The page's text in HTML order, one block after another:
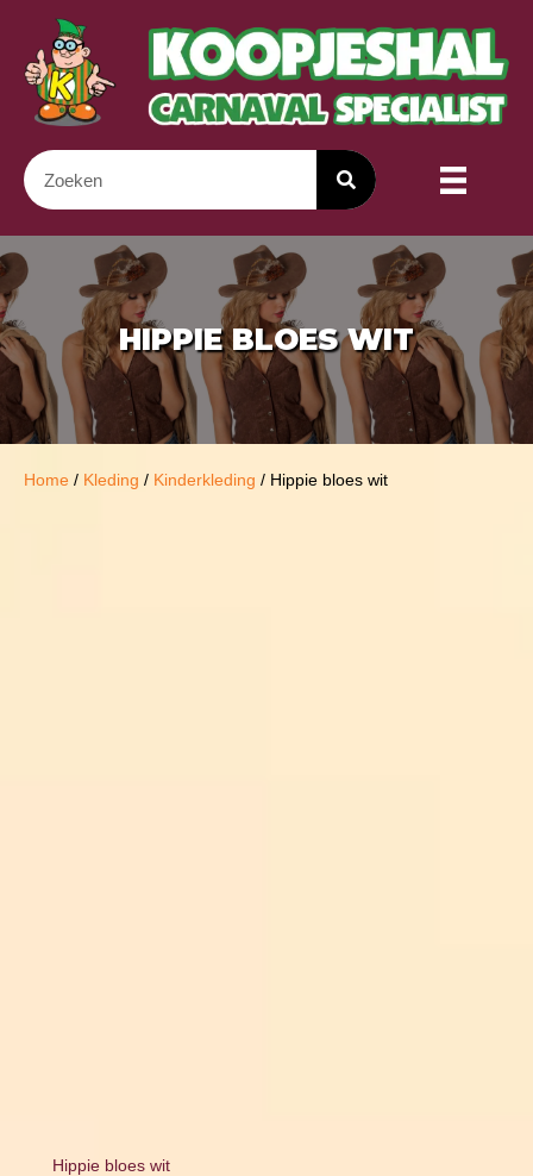
HIPPIE BLOES WIT
Home / Kleding / Kinderkleding / Hippie bloes wit
Hippie bloes wit